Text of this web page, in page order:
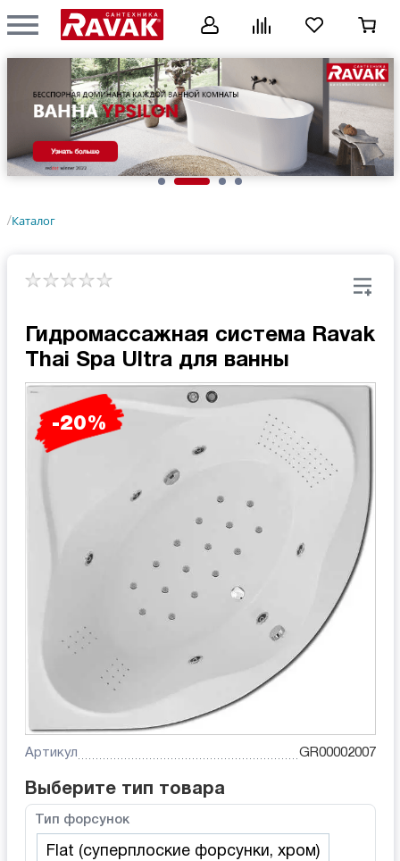
/Каталог
Гидромассажная система Ravak
Thai Spa Ultra для ванны
-20%
Артикул GR00002007
Выберите тип товара
Тип форсунок
Flat (суперплоские форсунки, хром)